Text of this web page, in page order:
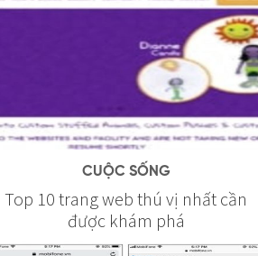
CUỘC SỐNG
Top 10 trang web thú vị nhất cần
được khám phá